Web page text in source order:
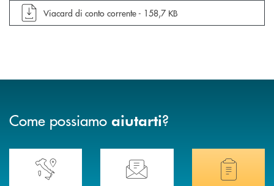
apre documento in una nuova finestra
Viacard di conto corrente - 158,7 KB
Come possiamo aiutarti?
Accedi all' elenco completo delle nostre&nbsp; filiali .
Ti serve assistenza immediata? Contattaci!
Hai bisogno di